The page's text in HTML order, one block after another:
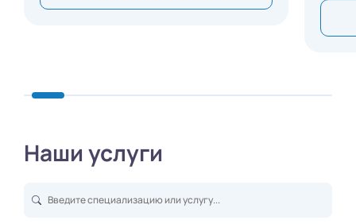
Наши услуги